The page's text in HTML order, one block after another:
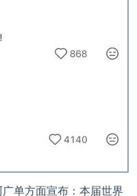
单方面宣布：本届世界